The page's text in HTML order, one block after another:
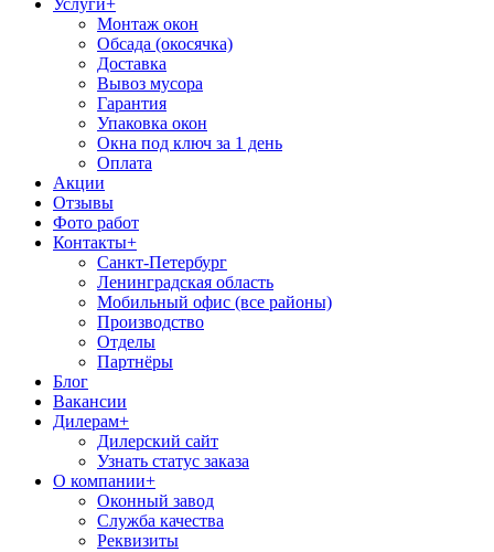
Услуги+
Монтаж окон
Обсада (окосячка)
Доставка
Вывоз мусора
Гарантия
Упаковка окон
Окна под ключ за 1 день
Оплата
Акции
Отзывы
Фото работ
Контакты+
Санкт-Петербург
Ленинградская область
Мобильный офис (все районы)
Производство
Отделы
Партнёры
Блог
Вакансии
Дилерам+
Дилерский сайт
Узнать статус заказа
О компании+
Оконный завод
Служба качества
Реквизиты